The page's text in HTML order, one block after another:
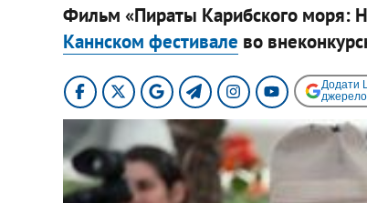
Фильм «Пираты Карибского моря:
Каннском фестивале во
Додати